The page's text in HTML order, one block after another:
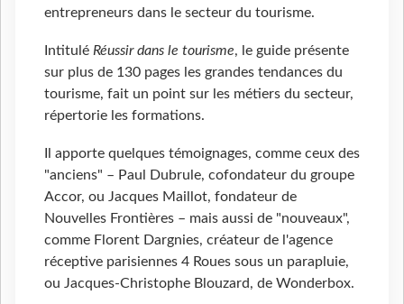
entrepreneurs dans le secteur du tourisme.
Intitulé Réussir dans le tourisme, le guide présente
sur plus de 130 pages les grandes tendances du
tourisme, fait un point sur les métiers du secteur,
répertorie les formations.
Il apporte quelques témoignages, comme ceux des
"anciens" – Paul Dubrule, cofondateur du groupe
Accor, ou Jacques Maillot, fondateur de
Nouvelles Frontières – mais aussi de "nouveaux",
comme Florent Dargnies, créateur de l'agence
réceptive parisiennes 4 Roues sous un parapluie,
ou Jacques-Christophe Blouzard, de Wonderbox.